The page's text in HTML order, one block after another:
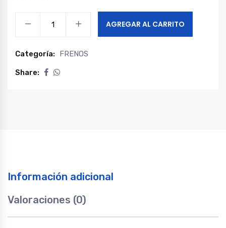
lado
rodamiento
AGREGAR AL CARRITO
Categoría: FRENOS
Share:
Información adicional
Valoraciones (0)